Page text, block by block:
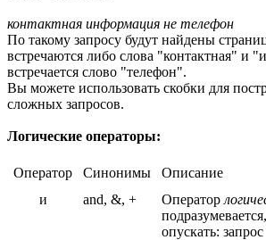
контактная информация не телефон
По такому запросу будут найдены
встречаются либо слова "контактная" и
встречается слово "телефон".
Вы можете использовать скобки для
сложных запросов.
Логические операторы:
Оператор Синонимы
Описание
и
and, &, + Оператор
опускать: